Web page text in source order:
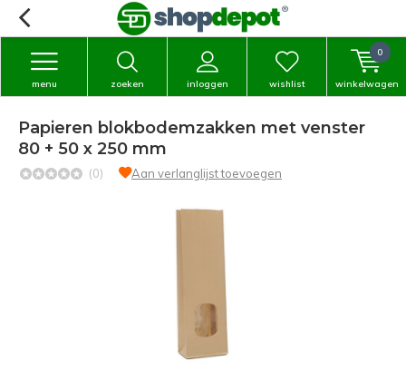
zoeken inloggen
menu wishlist winkelwagen
0
Papieren blokbodemzakken met venster
80 + 50 x 250 mm
(0) Aan verlanglijst toevoegen